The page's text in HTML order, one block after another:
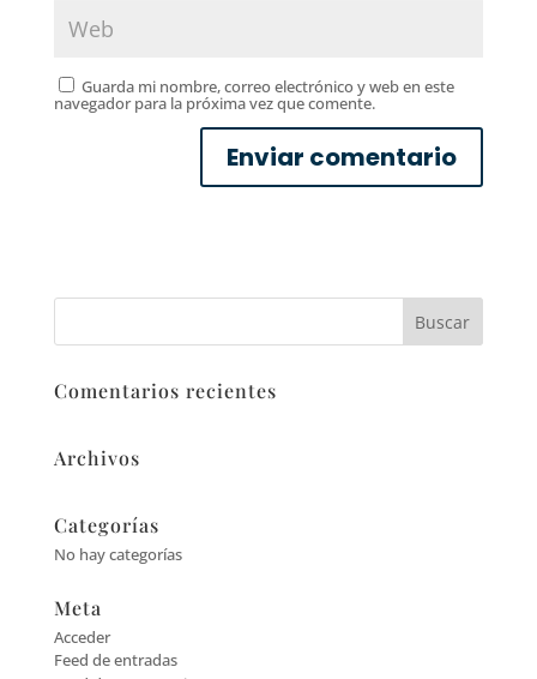
Guarda mi nombre, correo electrónico y web en este
navegador para la próxima vez que comente.
Comentarios recientes
Archivos
Categorías
No hay categorías
Meta
Acceder
Feed de entradas